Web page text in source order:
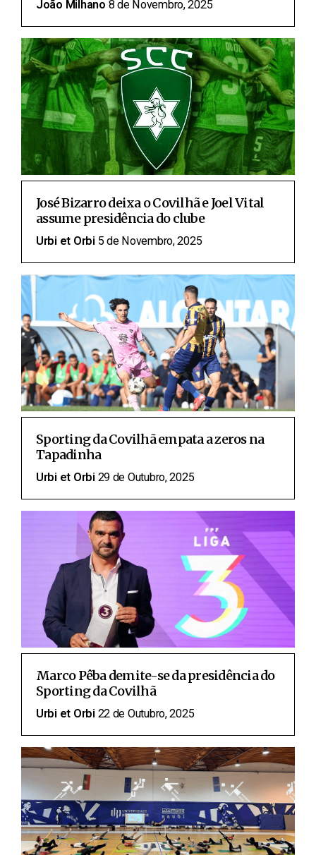
João Milhano 8 de Novembro, 2025
José Bizarro deixa o Covilhã e Joel Vital
assume presidência do clube
Urbi et Orbi 5 de Novembro, 2025
Sporting da Covilhã empata a zeros na
Tapadinha
Urbi et Orbi 29 de Outubro, 2025
Marco Pêba demite-se da presidência do
Sporting da Covilhã
Urbi et Orbi 22 de Outubro, 2025